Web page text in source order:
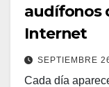
audífonos
Internet
SEPTIEMBRE
Cada día